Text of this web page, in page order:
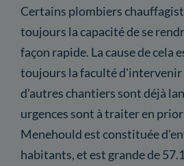
Certains plombiers
toujours la capacité de se
façon rapide. La cause de cela
toujours la faculté d'intervenir
d'autres chantiers sont déjà
urgences sont à traiter en
Menehould est constituée
habitants, et est grande de